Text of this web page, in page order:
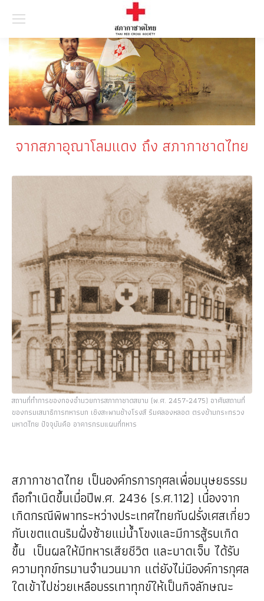
จากสภาอุณาโลมแดง ถึง สภากาชาดไทย
สถานที่ทำการของกองอำนวยการสภากาชาดสยาม (พ.ศ. 2457-2475) อาศัยสถานที่
ของกรมเสนาธิการทหารบก เชิงสะพานช้างโรงสี ริมคลองหลอด ตรงข้ามกระทรวง
มหาดไทย ปัจจุบันคือ อาคารกรมแผนที่ทหาร
สภากาชาดไทย เป็นองค์กรการกุศลเพื่อมนุษยธรรม
ถือกำเนิดขึ้นเมื่อปีพ.ศ. 2436 (ร.ศ.112) เนื่องจาก
เกิดกรณีพิพาทระหว่างประเทศไทยกับฝรั่งเศสเกี่ยว
กับเขตแดนริมฝั่งซ้ายแม่น้ำโขงและมีการสู้รบเกิด
ขึ้น เป็นผลให้มีทหารเสียชีวิต และบาดเจ็บ ได้รับ
ความทุกข์ทรมานจำนวนมาก แต่ยังไม่มีองค์การกุศล
ใดเข้าไปช่วยเหลือบรรเทาทุกข์ให้เป็นกิจลักษณะ